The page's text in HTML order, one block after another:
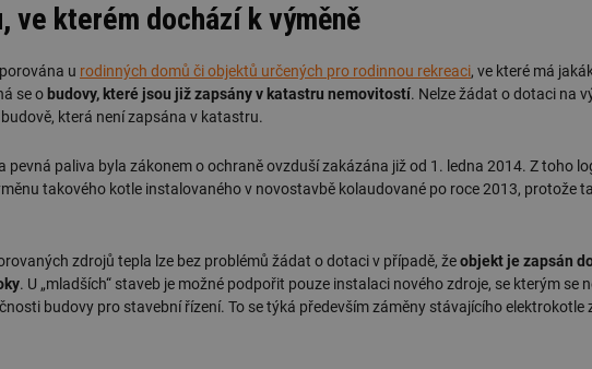
ve kterém dochází k výměně
u rodinných domů či objektů určených pro rodinnou rekreaci, ve které má
se o budovy, které jsou již zapsány v katastru nemovitostí. Nelze žádat o dotaci na
která není zapsána v katastru.
pevná paliva byla zákonem o ochraně ovzduší zakázána již od 1. ledna 2014. Z toho
takového kotle instalovaného v novostavbě kolaudované po roce 2013, protože
zdrojů tepla lze bez problémů žádat o dotaci v případě, žeobjekt je zapsán
. U „mladších“ staveb je možné podpořit pouze instalaci nového zdroje, se kterým se
budovy pro stavební řízení. To se týká především záměny stávajícího elektrokotle